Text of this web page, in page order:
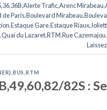
,36,36B,Alerte Trafic,Arenc Mirabeau,
de Paris,Boulevard Mirabeau,
,Estaque Gare,Estaque Riaux,
,Quai du Lazaret,RTM,Rue Cazemajou,
,BUS ,RTM
82S :